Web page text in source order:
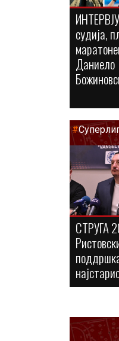
судија,
Даниело
#
СТРУГА